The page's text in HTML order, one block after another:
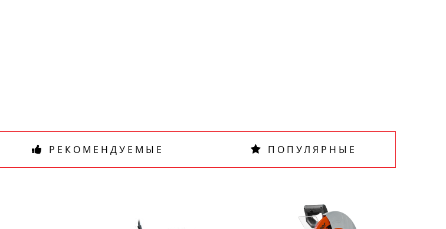
РЕКОМЕНДУЕМЫЕ ПОПУЛЯРНЫЕ